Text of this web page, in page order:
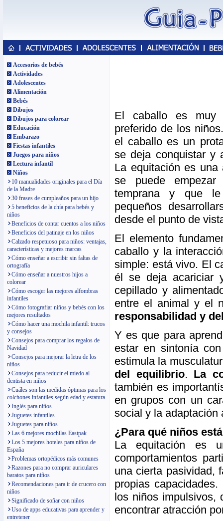
Accesorios de bebés
Actividades
Adolescentes
Alimentación
Bebés
Dibujos
Dibujos para colorear
Educación
Embarazo
Fiestas infantiles
Juegos para niños
Lectura infantil
Niños
10 manualidades originales para el Día
de la Madre
30 frases de cumpleaños para un hijo
5 beneficios de la chía para bebés y
niños
Beneficios de contar cuentos a los niños
Beneficios del patinaje en los niños
Calzado respetuoso para niños: ventajas,
características y mejores marcas
Cómo enseñar a escribir sin faltas de
ortografía
Cómo enseñar a nuestros hijos a
colorear
Cómo escoger las mejores alfombras
infantiles
Cómo fotografiar niños y bebés con los
mejores resultados
Cómo hacer una mochila infantil: trucos
y consejos
Consejos para comprar los regalos de
Navidad
Consejos para mejorar la letra de los
niños
Consejos para reducir el miedo al
dentista en niños
Cuáles son las medidas óptimas para los
colchones infantiles según edad y estatura
Inglés para niños
Juguetes infantiles
Juguetes para niños
Las 6 mejores mochilas Eastpak
Los 5 mejores hoteles para niños de
España
Problemas ortopédicos más comunes
Razones para no comprar auriculares
baratos para niños
Recomendaciones para ir de crucero con
niños
Significado de soñar con niños
Uso de apps educativas para aprender y
entretener
El caballo es muy
preferido de los
el caballo es un
se deja conquistar y
La equitación es una
se puede
temprana y que
pequeños
desde el punto de
El elemento
caballo y la
simple: está vivo. El
él se deja acariciar
cepillado y
entre el animal y el
responsabilidad y
Y es que para
estar en sintonía
estimula la
del equilibrio. La
también es
en grupos con un
social y la adaptación
¿Para qué niños
La equitación es
comportamientos
una cierta pasividad,
propias
los niños impulsivos,
encontrar atracción